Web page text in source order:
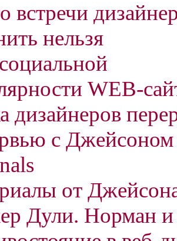
встречи
нельзя
WEB-
дизайнеров
с
от
Дули. Норман